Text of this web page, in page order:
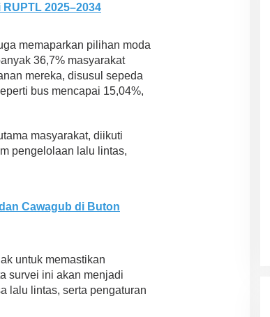
2025–2034
memaparkan pilihan moda
36,7% masyarakat
mereka, disusul sepeda
bus mencapai 15,04%,
masyarakat, diikuti
pengelolaan lalu lintas,
Cawagub di Buton
untuk memastikan
survei ini akan menjadi
lalu lintas, serta pengaturan